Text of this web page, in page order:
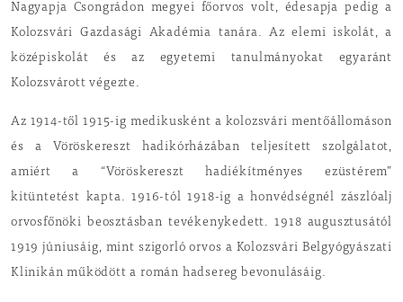
Nagyapja Csongrádon megyei főorvos volt, édesapja pedig a
Kolozsvári Gazdasági Akadémia tanára. Az elemi iskolát, a
középiskolát és az egyetemi tanulmányokat egyaránt
Kolozsvárott végezte.
Az 1914-től 1915-ig medikusként a kolozsvári mentőállomáson
és a Vöröskereszt hadikórházában teljesített szolgálatot,
amiért a “Vöröskereszt hadiékítményes ezüstérem”
kitüntetést kapta. 1916-tól 1918-ig a honvédségnél zászlóalj
orvosfőnöki beosztásban tevékenykedett. 1918 augusztusától
1919 júniusáig, mint szigorló orvos a Kolozsvári Belgyógyászati
Klinikán működött a román hadsereg bevonulásáig.